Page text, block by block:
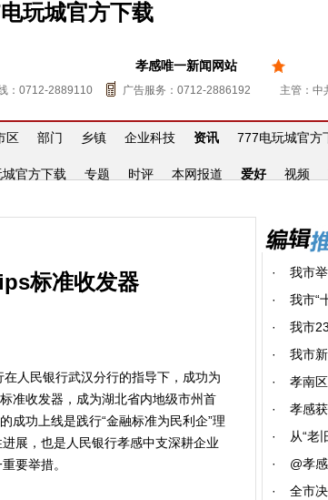
玩城官方下载
孝感唯一新闻网站
：0712-2889110 广告服务：0712-2886192 主管：中
区 部门 乡镇 企业科技 资讯 777电玩城官方
官方下载 专题 时评 本网报道 爱好 视频
标准收发器
人民银行武汉分行的指导下，成功为
准收发器，成为湖北省内地级市州首
成功上线是践行“金融标准为民利企”理
展，也是人民银行孝感中支深耕企业
要举措。
·
我市
·
我市“
·
我市
·
我市
·
孝南
·
孝感
·
从“老
·
@孝
·
全市